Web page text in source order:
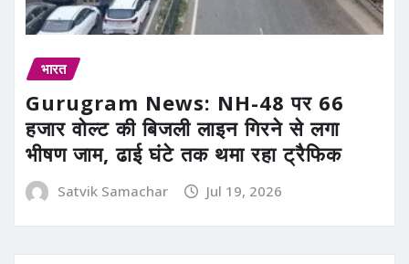
भारत
Gurugram News: NH-48 पर 66
हजार वोल्ट की बिजली लाइन गिरने से लगा
भीषण जाम, ढाई घंटे तक थमा रहा ट्रैफिक
Satvik Samachar Jul 19, 2026